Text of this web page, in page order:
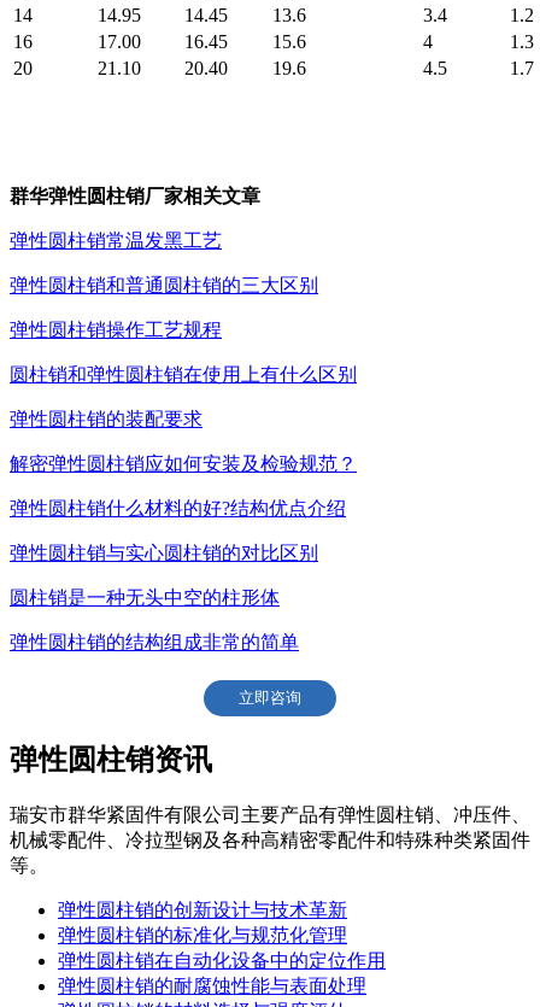
14
14.95 14.45 13.6 3.4
1.2
16
17.00 16.45 15.6 4
1.3
20
21.10 20.40 19.6 4.5 1.7
群华弹性圆柱销厂家相关文章
弹性圆柱销常温发黑工艺
弹性圆柱销和普通圆柱销的三大区别
弹性圆柱销操作工艺规程
圆柱销和弹性圆柱销在使用上有什么区别
弹性圆柱销的装配要求
解密弹性圆柱销应如何安装及检验规范？
弹性圆柱销什么材料的好?结构优点介绍
弹性圆柱销与实心圆柱销的对比区别
圆柱销是一种无头中空的柱形体
弹性圆柱销的结构组成非常的简单
立即咨询
弹性圆柱销资讯
瑞安市群华紧固件有限公司主要产品有弹性圆柱销、冲压件、
机械零配件、冷拉型钢及各种高精密零配件和特殊种类紧固件
等。
弹性圆柱销的创新设计与技术革新
弹性圆柱销的标准化与规范化管理
弹性圆柱销在自动化设备中的定位作用
弹性圆柱销的耐腐蚀性能与表面处理